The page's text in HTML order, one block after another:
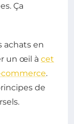
Ça
achats en
un œil à cet
.
de